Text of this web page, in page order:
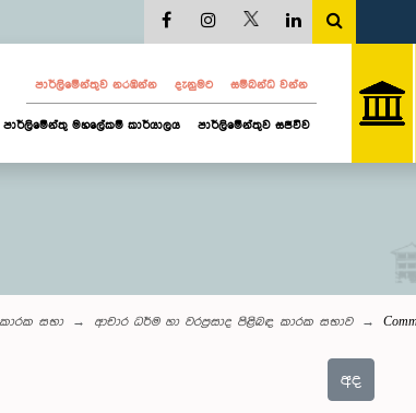
පාර්ලි‌මේන්තුව නරඹන්න දැනුමට සම්බන්ධ වන්න
පාර්ලිමේන්තු මහලේකම් කාර්යාලය පාර්ලිමේන්තුව සජීවීව
කාරක සභා ආචාර ධර්ම හා වරප්‍රසාද පිළිබඳ කාරක සභාව
අද